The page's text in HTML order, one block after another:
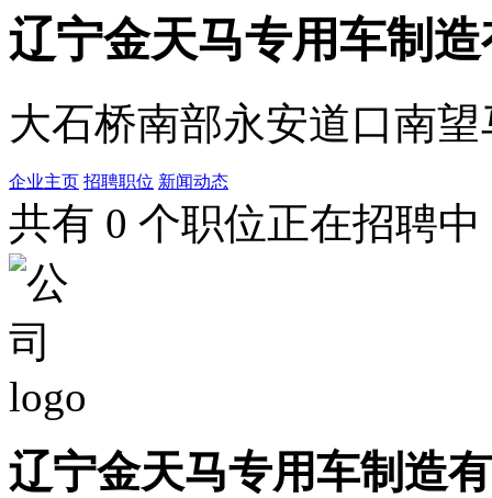
辽宁金天马专用车制
大石桥南部永安道口南望
企业主页 招聘职位 新闻动态
共有 0 个职位正在招聘中
辽宁金天马专用车制造